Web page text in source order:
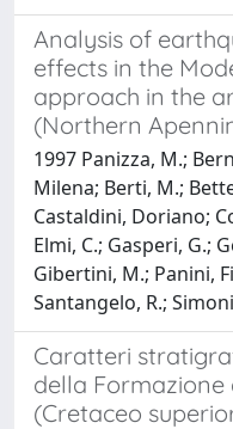
Analysis of
effects in the
approach in the
(Northern
1997 Panizza, M.;
Milena; Berti, M.;
Castaldini, Doriano;
Elmi, C.; Gasperi, G.;
Gibertini, M.; Panini,
Santangelo, R.;
Caratteri
della
(Cretaceo